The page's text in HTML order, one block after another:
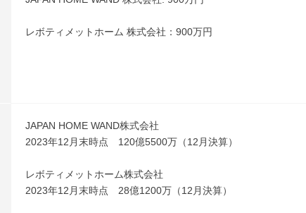
レボティメットホーム 株式会社：900万円
JAPAN HOME WAND株式会社
2023年12月末時点 120億5500万（12月決算）
レボティメットホーム株式会社
2023年12月末時点 28億1200万（12月決算）